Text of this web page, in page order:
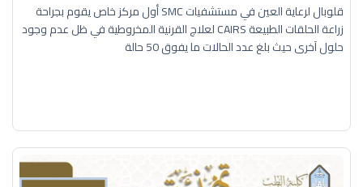
قلوبال لرعاية العين في مستشفيات SMC أول مركز خاص يقوم بجراحة
زراعة الحلقات الطبيعة CAIRS لعلاج القرنية المخروطية في ظل عدم وجود
حلول آخرى حيث بلغ عدد الحالات ما يفوق 50 حالة